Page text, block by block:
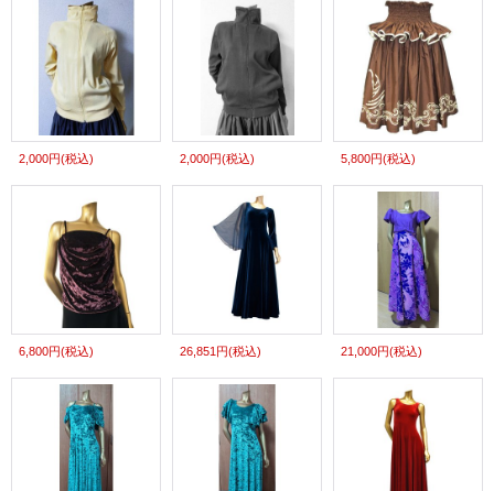
2,000円(税込) 2,000円(税込) 5,800円(税込)
6,800円(税込) 26,851円(税込) 21,000円(税込)